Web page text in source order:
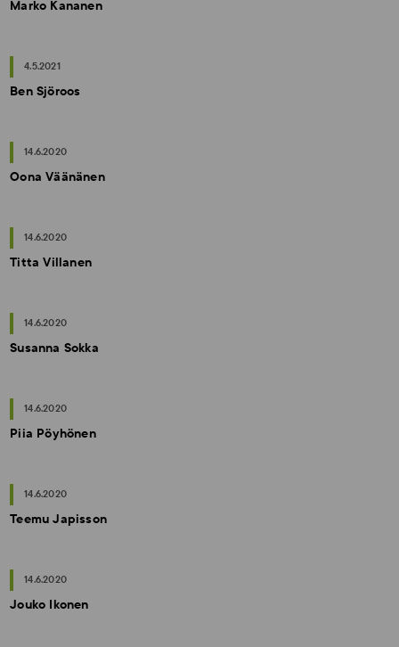
Marko Kananen
4.5.2021
Ben Sjöroos
14.6.2020
Oona Väänänen
14.6.2020
Titta Villanen
14.6.2020
Susanna Sokka
14.6.2020
Piia Pöyhönen
14.6.2020
Teemu Japisson
14.6.2020
Jouko Ikonen